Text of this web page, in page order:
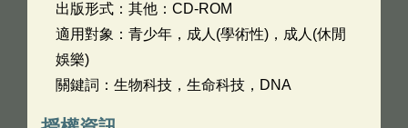
出版形式：其他：CD-ROM
適用對象：青少年，成人(學術性)，成人(休閒
娛樂)
關鍵詞：生物科技，生命科技，DNA